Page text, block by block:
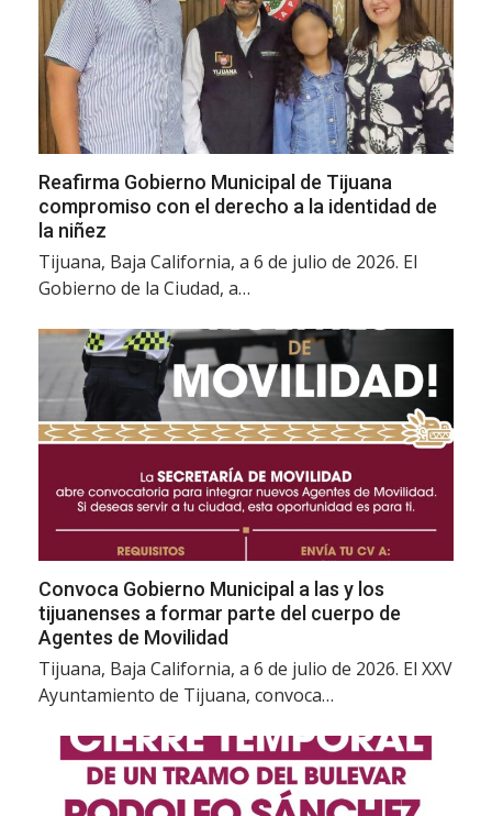
Reafirma Gobierno Municipal de Tijuana
compromiso con el derecho a la identidad de
la niñez
Tijuana, Baja California, a 6 de julio de 2026. El
Gobierno de la Ciudad, a…
Convoca Gobierno Municipal a las y los
tijuanenses a formar parte del cuerpo de
Agentes de Movilidad
Tijuana, Baja California, a 6 de julio de 2026. El XXV
Ayuntamiento de Tijuana, convoca…